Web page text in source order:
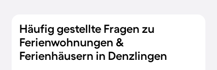
Häufig gestellte Fragen zu
Ferienwohnungen &
Ferienhäusern in Denzlingen